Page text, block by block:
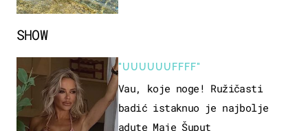
SHOW
"UUUUUUFFFF"
Vau, koje noge! Ružičasti
badić istaknuo je najbolje
adute Maje Šuput